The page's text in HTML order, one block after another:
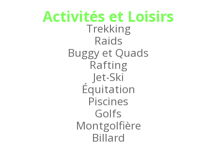
Activités et Loisirs
Trekking
Raids
Buggy et Quads
Rafting
Jet-Ski
Équitation
Piscines
Golfs
Montgolfière
Billard